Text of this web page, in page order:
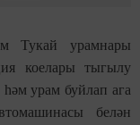
Тукай урамнары
коелары тыгылу
урам буйлап ага
белән